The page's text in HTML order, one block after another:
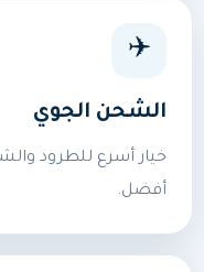
✈️
الشحن الجوي
خيار أسرع للطرود
أفضل.